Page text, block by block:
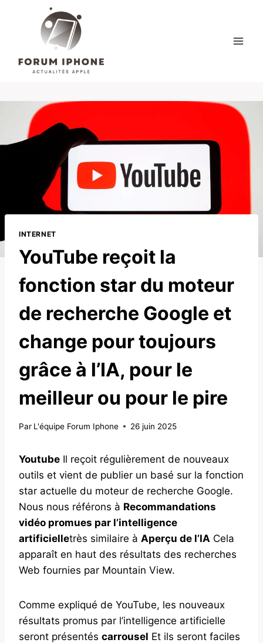
INTERNET
YouTube reçoit la
fonction star du moteur
de recherche Google et
change pour toujours
grâce à l’IA, pour le
meilleur ou pour le pire
Par L'équipe Forum Iphone 26 juin 2025
Youtube Il reçoit régulièrement de nouveaux
outils et vient de publier un basé sur la fonction
star actuelle du moteur de recherche Google.
Nous nous référons à Recommandations
vidéo promues par l’intelligence
artificielletrès similaire à Aperçu de l’IA Cela
apparaît en haut des résultats des recherches
Web fournies par Mountain View.
Comme expliqué de YouTube, les nouveaux
résultats promus par l’intelligence artificielle
seront présentés carrousel Et ils seront faciles